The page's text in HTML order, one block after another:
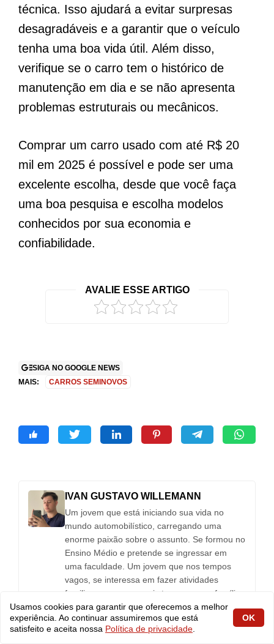
técnica. Isso ajudará a evitar surpresas
desagradáveis e a garantir que o veículo
tenha uma boa vida útil. Além disso,
verifique se o carro tem o histórico de
manutenção em dia e se não apresenta
problemas estruturais ou mecânicos.
Comprar um carro usado com até R$ 20
mil em 2025 é possível e pode ser uma
excelente escolha, desde que você faça
uma boa pesquisa e escolha modelos
conhecidos por sua economia e
confiabilidade.
AVALIE ESSE ARTIGO
SIGA NO GOOGLE NEWS
MAIS:
CARROS SEMINOVOS
IVAN GUSTAVO WILLEMANN
Um jovem que está iniciando sua vida no
mundo automobilístico, carregando uma
enorme paixão sobre o assunto. Se formou no
Ensino Médio e pretende se ingressar em
uma faculdade. Um jovem que nos tempos
vagos, se interessa em fazer atividades
familiares e passar mais tempo com a família.
Usamos cookies para garantir que oferecemos a melhor
experiência. Ao continuar assumiremos que está
satisfeito e aceita nossa Política de privacidade
OK